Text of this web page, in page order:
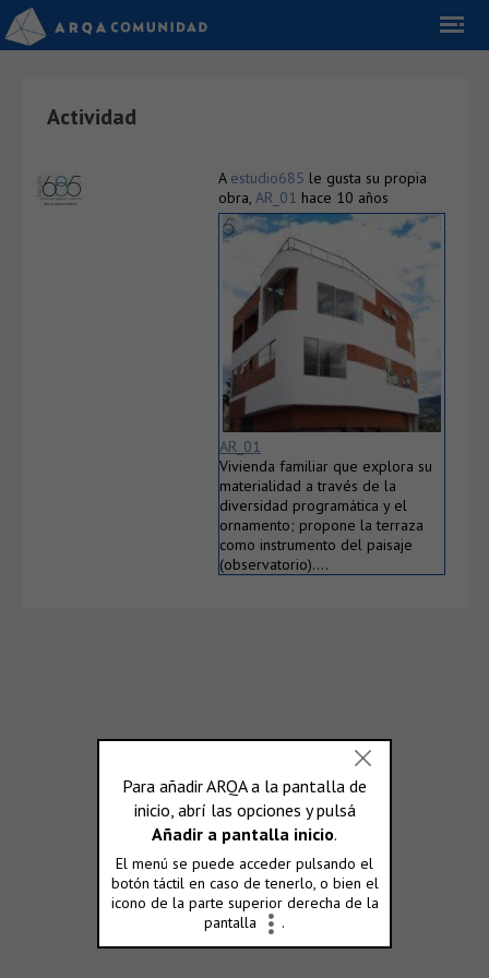
Actividad
A estudio685 le gusta su propia
obra, AR_01 hace 10 años
AR_01
Vivienda familiar que explora su
materialidad a través de la
diversidad programática y el
ornamento; propone la terraza
como instrumento del paisaje
(observatorio)….